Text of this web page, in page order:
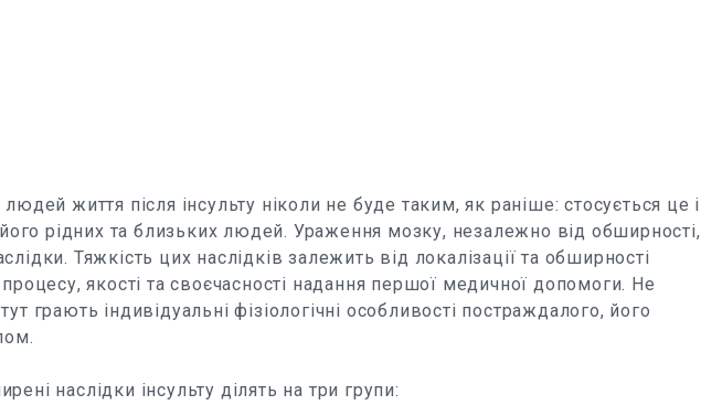
життя після інсульту ніколи не буде таким, як раніше: стосується це і
його рідних та близьких людей. Ураження мозку, незалежно від обширності,
Тяжкість цих наслідків залежить від локалізації та обширності
процесу, якості та своєчасності надання першої медичної допомоги. Не
грають індивідуальні фізіологічні особливості постраждалого, його
наслідки інсульту ділять на три групи: